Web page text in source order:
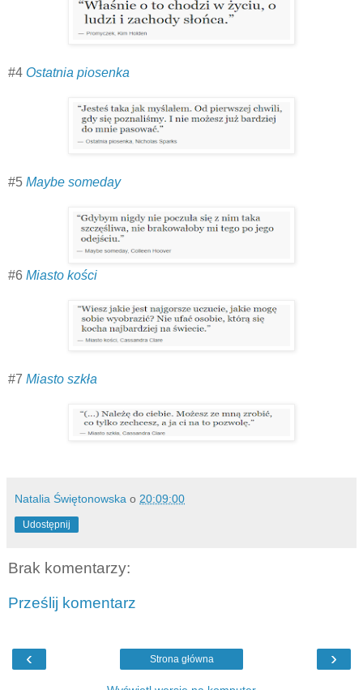
#4 Ostatnia piosenka
#5 Maybe someday
#6 Miasto kości
#7 Miasto szkła
Natalia Świętonowska o 20:09:00
Udostępnij
Brak komentarzy:
Prześlij komentarz
‹ ›
Strona główna